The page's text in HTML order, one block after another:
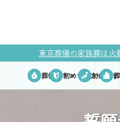
東京葬儀の家族葬は火
葬儀プラン初めての方へ対応エリ